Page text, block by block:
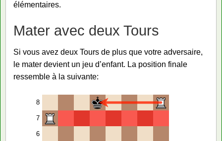
élémentaires.
Mater avec deux Tours
Si vous avez deux Tours de plus que votre adversaire,
le mater devient un jeu d’enfant. La position finale
ressemble à la suivante:
8
7
6